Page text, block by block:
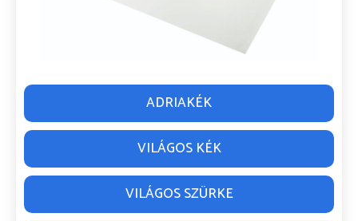
ADRIAKÉK
VILÁGOS KÉK
VILÁGOS SZÜRKE